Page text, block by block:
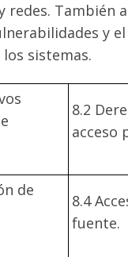
redes. También
y
sistemas.
8.2
acceso
de
8.4
fuente.